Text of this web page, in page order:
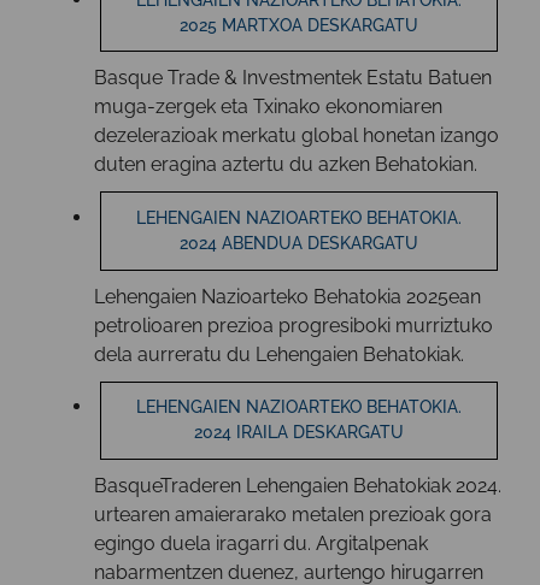
2025 MARTXOA DESKARGATU
Basque Trade & Investmentek Estatu Batuen
muga-zergek eta Txinako ekonomiaren
dezelerazioak merkatu global honetan izango
duten eragina aztertu du azken Behatokian.
LEHENGAIEN NAZIOARTEKO BEHATOKIA.
2024 ABENDUA DESKARGATU
Lehengaien Nazioarteko Behatokia 2025ean
petrolioaren prezioa progresiboki murriztuko
dela aurreratu du Lehengaien Behatokiak.
LEHENGAIEN NAZIOARTEKO BEHATOKIA.
2024 IRAILA DESKARGATU
BasqueTraderen Lehengaien Behatokiak 2024.
urtearen amaierarako metalen prezioak gora
egingo duela iragarri du. Argitalpenak
nabarmentzen duenez, aurtengo hirugarren